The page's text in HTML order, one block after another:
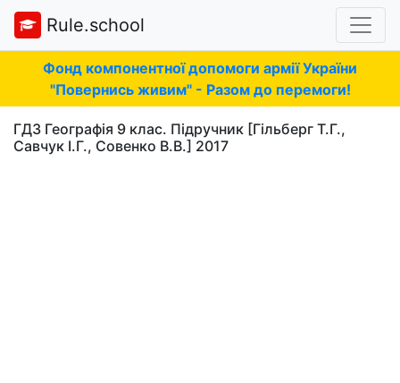
Rule.school
Фонд компонентної допомоги армії України
"Повернись живим" - Разом до перемоги!
ГДЗ Географія 9 клас. Підручник [Гільберг Т.Г.,
Савчук І.Г., Совенко В.В.] 2017